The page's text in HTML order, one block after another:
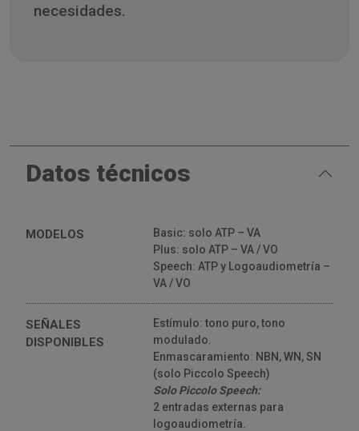
necesidades.
Datos técnicos
MODELOS
Basic: solo ATP – VA
Plus: solo ATP – VA / VO
Speech: ATP y Logoaudiometría –
VA / VO
SEÑALES
DISPONIBLES
Estímulo: tono puro, tono
modulado.
Enmascaramiento: NBN, WN, SN
(solo Piccolo Speech)
Solo Piccolo Speech:
2 entradas externas para
logoaudiometría.